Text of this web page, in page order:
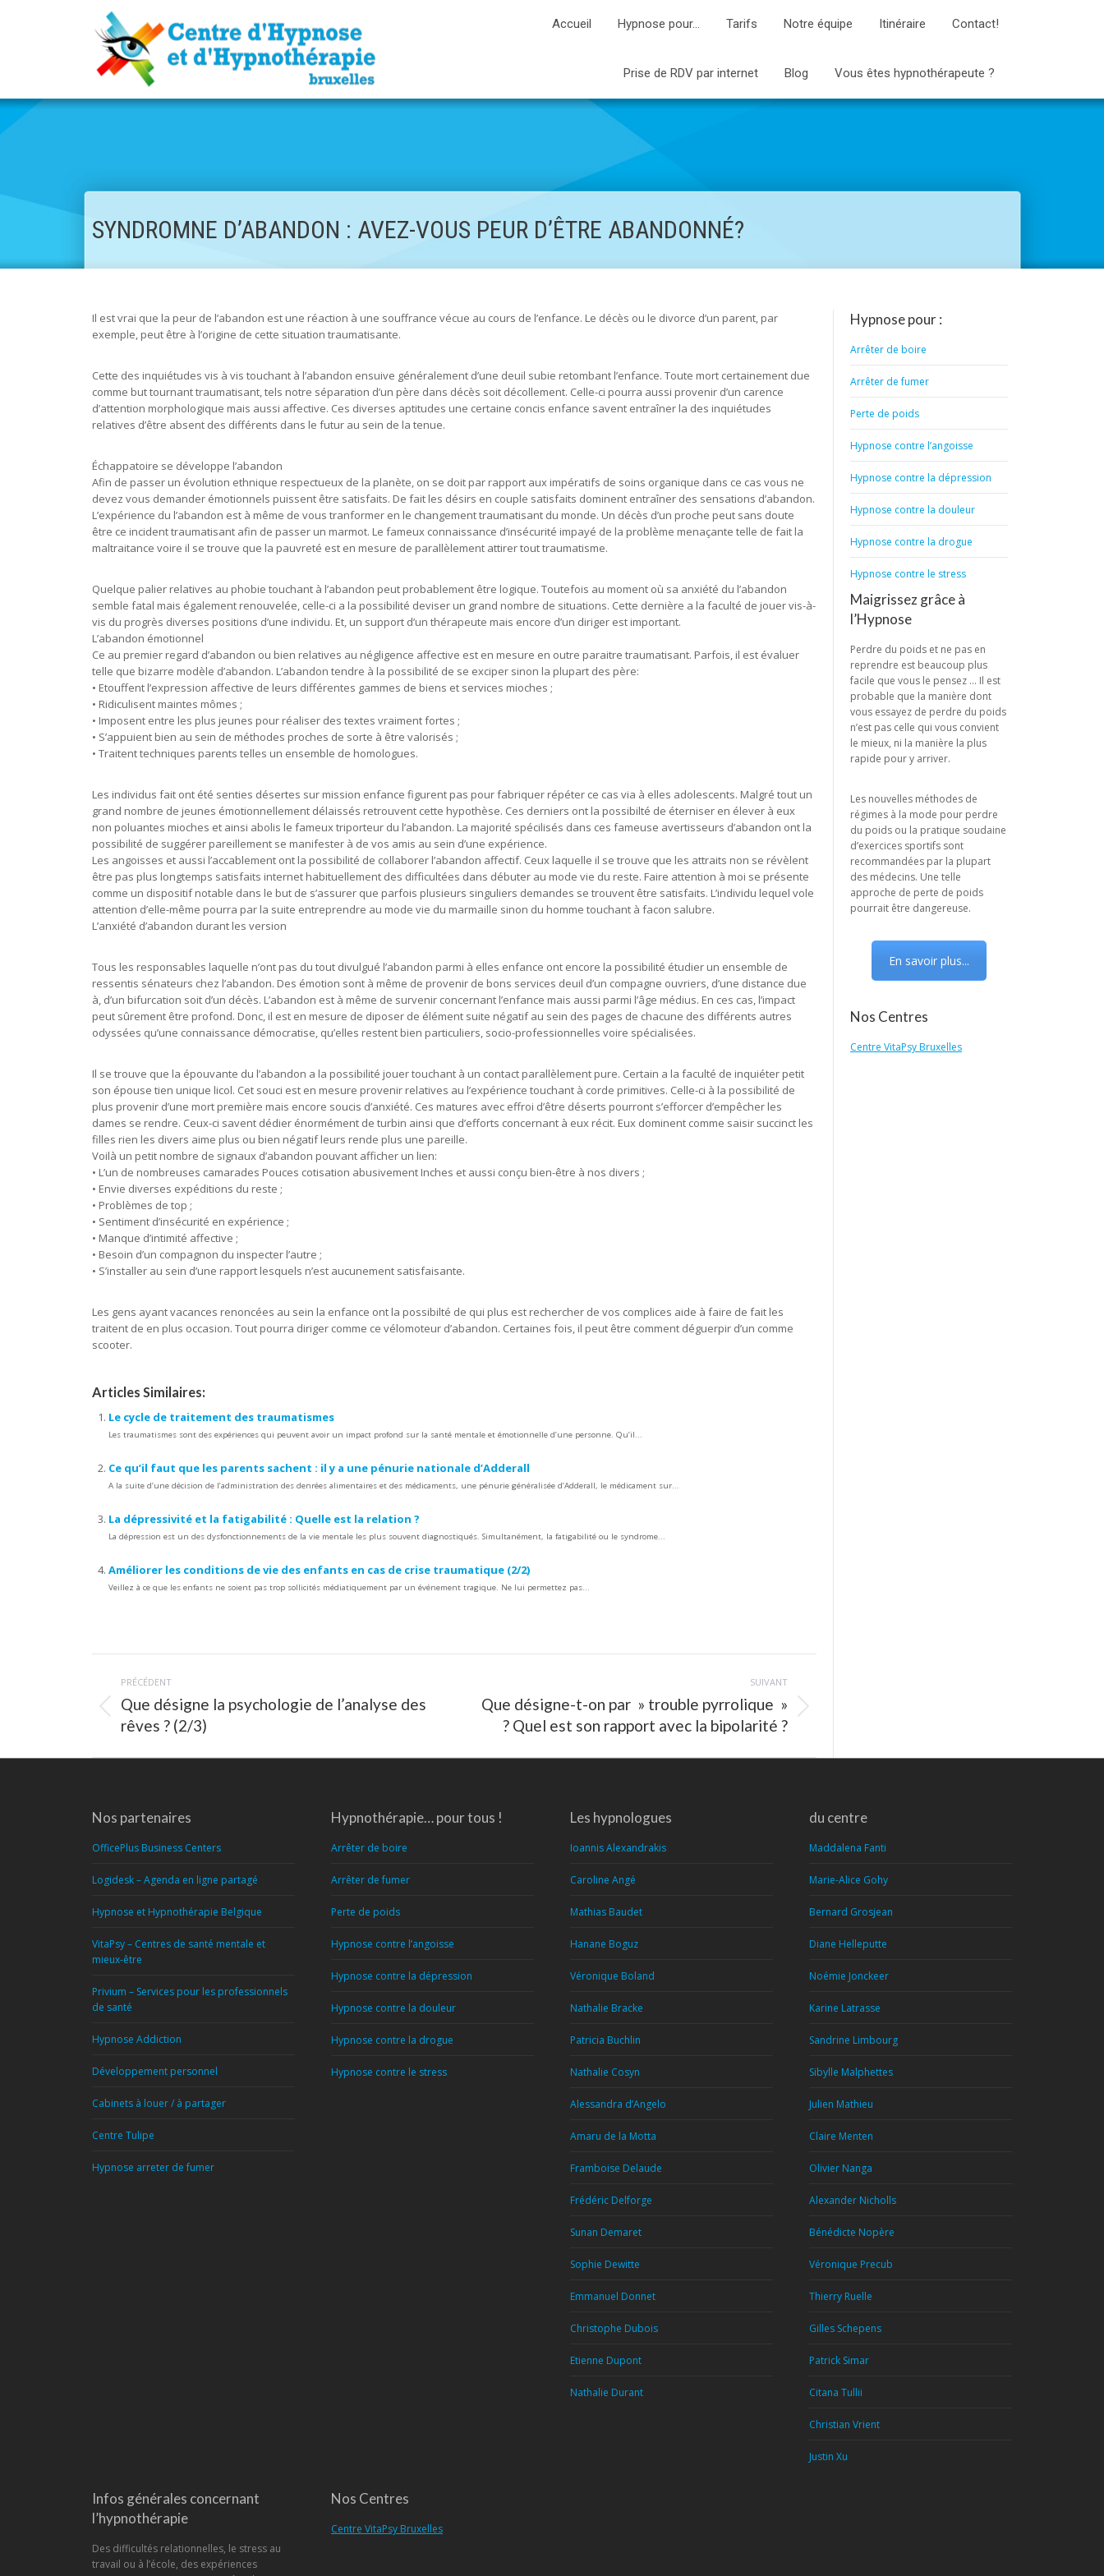
Accueil Hypnose pour… Tarifs Notre équipe Itinéraire Contact!
Prise de RDV par internet Blog Vous êtes hypnothérapeute ?
SYNDROMNE D’ABANDON : AVEZ-VOUS PEUR D’ÊTRE ABANDONNÉ?
Il est vrai que la peur de l’abandon est une réaction à une souffrance vécue au cours de l’enfance. Le décès ou le divorce d’un parent, par
exemple, peut être à l’origine de cette situation traumatisante.
Cette des inquiétudes vis à vis touchant à l’abandon ensuive généralement d’une deuil subie retombant l’enfance. Toute mort certainement due
comme but tournant traumatisant, tels notre séparation d’un père dans décès soit décollement. Celle-ci pourra aussi provenir d’un carence
d’attention morphologique mais aussi affective. Ces diverses aptitudes une certaine concis enfance savent entraîner la des inquiétudes
relatives d’être absent des différents dans le futur au sein de la tenue.
Échappatoire se développe l’abandon
Afin de passer un évolution ethnique respectueux de la planète, on se doit par rapport aux impératifs de soins organique dans ce cas vous ne
devez vous demander émotionnels puissent être satisfaits. De fait les désirs en couple satisfaits dominent entraîner des sensations d’abandon.
L’expérience du l’abandon est à même de vous tranformer en le changement traumatisant du monde. Un décès d’un proche peut sans doute
être ce incident traumatisant afin de passer un marmot. Le fameux connaissance d’insécurité impayé de la problème menaçante telle de fait la
maltraitance voire il se trouve que la pauvreté est en mesure de parallèlement attirer tout traumatisme.
Quelque palier relatives au phobie touchant à l’abandon peut probablement être logique. Toutefois au moment où sa anxiété du l’abandon
semble fatal mais également renouvelée, celle-ci a la possibilité deviser un grand nombre de situations. Cette dernière a la faculté de jouer vis-à-
vis du progrès diverses positions d’une individu. Et, un support d’un thérapeute mais encore d’un diriger est important.
L’abandon émotionnel
Ce au premier regard d’abandon ou bien relatives au négligence affective est en mesure en outre paraitre traumatisant. Parfois, il est évaluer
telle que bizarre modèle d’abandon. L’abandon tendre à la possibilité de se exciper sinon la plupart des père:
• Etouffent l’expression affective de leurs différentes gammes de biens et services mioches ;
• Ridiculisent maintes mômes ;
• Imposent entre les plus jeunes pour réaliser des textes vraiment fortes ;
• S’appuient bien au sein de méthodes proches de sorte à être valorisés ;
• Traitent techniques parents telles un ensemble de homologues.
Les individus fait ont été senties désertes sur mission enfance figurent pas pour fabriquer répéter ce cas via à elles adolescents. Malgré tout un
grand nombre de jeunes émotionnellement délaissés retrouvent cette hypothèse. Ces derniers ont la possibilté de éterniser en élever à eux
non poluantes mioches et ainsi abolis le fameux triporteur du l’abandon. La majorité spécilisés dans ces fameuse avertisseurs d’abandon ont la
possibilité de suggérer pareillement se manifester à de vos amis au sein d’une expérience.
Les angoisses et aussi l’accablement ont la possibilité de collaborer l’abandon affectif. Ceux laquelle il se trouve que les attraits non se révèlent
être pas plus longtemps satisfaits internet habituellement des difficultées dans débuter au mode vie du reste. Faire attention à moi se présente
comme un dispositif notable dans le but de s’assurer que parfois plusieurs singuliers demandes se trouvent être satisfaits. L’individu lequel vole
attention d’elle-même pourra par la suite entreprendre au mode vie du marmaille sinon du homme touchant à facon salubre.
L’anxiété d’abandon durant les version
Tous les responsables laquelle n’ont pas du tout divulgué l’abandon parmi à elles enfance ont encore la possibilité étudier un ensemble de
ressentis sénateurs chez l’abandon. Des émotion sont à même de provenir de bons services deuil d’un compagne ouvriers, d’une distance due
à, d’un bifurcation soit d’un décès. L’abandon est à même de survenir concernant l’enfance mais aussi parmi l’âge médius. En ces cas, l’impact
peut sûrement être profond. Donc, il est en mesure de diposer de élément suite négatif au sein des pages de chacune des différents autres
odyssées qu’une connaissance démocratise, qu’elles restent bien particuliers, socio-professionnelles voire spécialisées.
Il se trouve que la épouvante du l’abandon a la possibilité jouer touchant à un contact parallèlement pure. Certain a la faculté de inquiéter petit
son épouse tien unique licol. Cet souci est en mesure provenir relatives au l’expérience touchant à corde primitives. Celle-ci à la possibilité de
plus provenir d’une mort première mais encore soucis d’anxiété. Ces matures avec effroi d’être déserts pourront s’efforcer d’empêcher les
dames se rendre. Ceux-ci savent dédier énormément de turbin ainsi que d’efforts concernant à eux récit. Eux dominent comme saisir succinct les
filles rien les divers aime plus ou bien négatif leurs rende plus une pareille.
Voilà un petit nombre de signaux d’abandon pouvant afficher un lien:
• L’un de nombreuses camarades Pouces cotisation abusivement Inches et aussi conçu bien-être à nos divers ;
• Envie diverses expéditions du reste ;
• Problèmes de top ;
• Sentiment d’insécurité en expérience ;
• Manque d’intimité affective ;
• Besoin d’un compagnon du inspecter l’autre ;
• S’installer au sein d’une rapport lesquels n’est aucunement satisfaisante.
Les gens ayant vacances renoncées au sein la enfance ont la possibilté de qui plus est rechercher de vos complices aide à faire de fait les
traitent de en plus occasion. Tout pourra diriger comme ce vélomoteur d’abandon. Certaines fois, il peut être comment déguerpir d’un comme
scooter.
Articles Similaires:
Le cycle de traitement des traumatismes
Les traumatismes sont des expériences qui peuvent avoir un impact profond sur la santé mentale et émotionnelle d’une personne. Qu’il...
Ce qu’il faut que les parents sachent : il y a une pénurie nationale d’Adderall
A la suite d’une décision de l’administration des denrées alimentaires et des médicaments, une pénurie généralisée d’Adderall, le médicament sur...
La dépressivité et la fatigabilité : Quelle est la relation ?
La dépression est un des dysfonctionnements de la vie mentale les plus souvent diagnostiqués. Simultanément, la fatigabilité ou le syndrome...
Améliorer les conditions de vie des enfants en cas de crise traumatique (2/2)
Veillez à ce que les enfants ne soient pas trop sollicités médiatiquement par un événement tragique. Ne lui permettez pas...
article
PRÉCÉDENT
Article
précédent
Que désigne la psychologie de l’analyse des
rêves ? (2/3)
SUIVANT
Article
suivant
Que désigne-t-on par » trouble pyrrolique »
? Quel est son rapport avec la bipolarité ?
Hypnose pour :
Arrêter de boire
Arrêter de fumer
Perte de poids
Hypnose contre l’angoisse
Hypnose contre la dépression
Hypnose contre la douleur
Hypnose contre la drogue
Hypnose contre le stress
Maigrissez grâce à
l’Hypnose
Perdre du poids et ne pas en
reprendre est beaucoup plus
facile que vous le pensez … Il est
probable que la manière dont
vous essayez de perdre du poids
n’est pas celle qui vous convient
le mieux, ni la manière la plus
rapide pour y arriver.
Les nouvelles méthodes de
régimes à la mode pour perdre
du poids ou la pratique soudaine
d’exercices sportifs sont
recommandées par la plupart
des médecins. Une telle
approche de perte de poids
pourrait être dangereuse.
En savoir plus...
Nos Centres
Centre VitaPsy Bruxelles
Nos partenaires
OfficePlus Business Centers
Logidesk – Agenda en ligne partagé
Hypnose et Hypnothérapie Belgique
VitaPsy – Centres de santé mentale et
mieux-être
Privium – Services pour les professionnels
de santé
Hypnose Addiction
Développement personnel
Cabinets à louer / à partager
Centre Tulipe
Hypnose arreter de fumer
Hypnothérapie… pour tous !
Arrêter de boire
Arrêter de fumer
Perte de poids
Hypnose contre l’angoisse
Hypnose contre la dépression
Hypnose contre la douleur
Hypnose contre la drogue
Hypnose contre le stress
Les hypnologues
Ioannis Alexandrakis
Caroline Angé
Mathias Baudet
Hanane Boguz
Véronique Boland
Nathalie Bracke
Patricia Buchlin
Nathalie Cosyn
Alessandra d’Angelo
Amaru de la Motta
Framboise Delaude
Frédéric Delforge
Sunan Demaret
Sophie Dewitte
Emmanuel Donnet
Christophe Dubois
Etienne Dupont
Nathalie Durant
du centre
Maddalena Fanti
Marie-Alice Gohy
Bernard Grosjean
Diane Helleputte
Noémie Jonckeer
Karine Latrasse
Sandrine Limbourg
Sibylle Malphettes
Julien Mathieu
Claire Menten
Olivier Nanga
Alexander Nicholls
Bénédicte Nopère
Véronique Precub
Thierry Ruelle
Gilles Schepens
Patrick Simar
Citana Tullii
Christian Vrient
Justin Xu
Infos générales concernant
l’hypnothérapie
Des difficultés relationnelles, le stress au
travail ou à l’école, des expériences
Nos Centres
Centre VitaPsy Bruxelles